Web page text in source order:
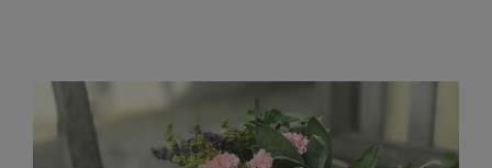
Seelsorge
Bischof